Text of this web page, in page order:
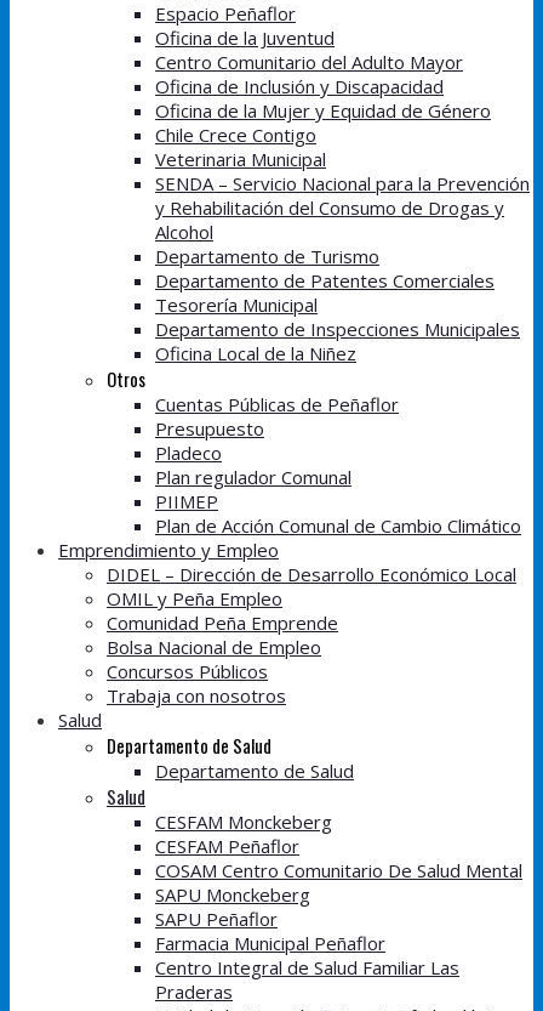
Espacio Peñaflor
Oficina de la Juventud
Centro Comunitario del Adulto Mayor
Oficina de Inclusión y Discapacidad
Oficina de la Mujer y Equidad de Género
Chile Crece Contigo
Veterinaria Municipal
SENDA – Servicio Nacional para la Prevención
y Rehabilitación del Consumo de Drogas y
Alcohol
Departamento de Turismo
Departamento de Patentes Comerciales
Tesorería Municipal
Departamento de Inspecciones Municipales
Oficina Local de la Niñez
Otros
Cuentas Públicas de Peñaflor
Presupuesto
Pladeco
Plan regulador Comunal
PIIMEP
Plan de Acción Comunal de Cambio Climático
Emprendimiento y Empleo
DIDEL – Dirección de Desarrollo Económico Local
OMIL y Peña Empleo
Comunidad Peña Emprende
Bolsa Nacional de Empleo
Concursos Públicos
Trabaja con nosotros
Salud
Departamento de Salud
Departamento de Salud
Salud
CESFAM Monckeberg
CESFAM Peñaflor
COSAM Centro Comunitario De Salud Mental
SAPU Monckeberg
SAPU Peñaflor
Farmacia Municipal Peñaflor
Centro Integral de Salud Familiar Las
Praderas